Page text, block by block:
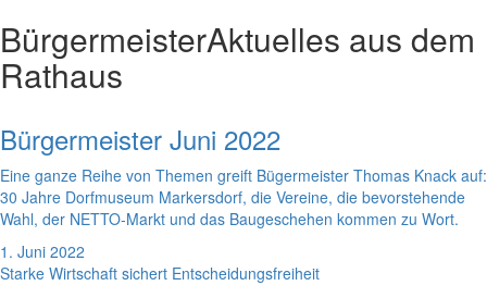
BürgermeisterAktuelles aus dem
Rathaus
Bürgermeister Juni 2022
Eine ganze Reihe von Themen greift Bügermeister Thomas Knack auf:
30 Jahre Dorfmuseum Markersdorf, die Vereine, die bevorstehende
Wahl, der NETTO-Markt und das Baugeschehen kommen zu Wort.
1. Juni 2022
Starke Wirtschaft sichert Entscheidungsfreiheit